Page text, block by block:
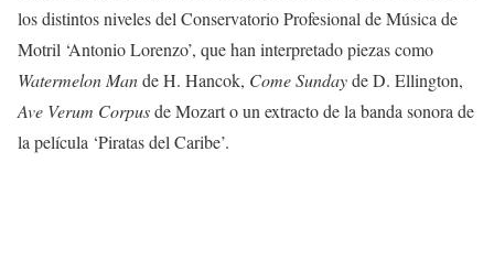
los distintos niveles del Conservatorio Profesional de Música de
Motril ‘Antonio Lorenzo’, que han interpretado piezas como
Watermelon Mande H. Hancok, Come Sundayde D. Ellington,
Ave Verum Corpusde Mozart o un extracto de la banda sonora de
la película ‘Piratas del Caribe’.